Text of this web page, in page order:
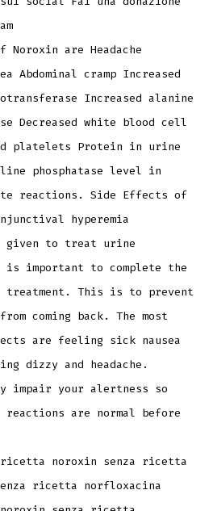
are Headache
Abdominal cramp Increased
Increased alanine
Decreased white blood cell
platelets Protein in urine
phosphatase level in
reactions. Side Effects of
hyperemia
given to treat urine
important to complete the
This is to prevent
coming back. The most
are feeling sick nausea
dizzy and headache.
impair your alertness so
reactions are normal before
ricetta noroxin senza ricetta
ricetta norfloxacina